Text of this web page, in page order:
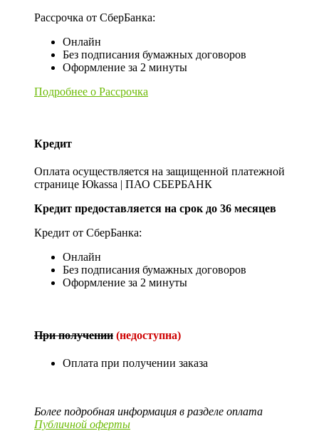
Рассрочка от СберБанка:
Онлайн
Без подписания бумажных договоров
Оформление за 2 минуты
Подробнее о Рассрочка
Кредит
Оплата осуществляется на защищенной платежной
странице Юkassa | ПАО СБЕРБАНК
Кредит предоставляется на срок до 36 месяцев
Кредит от СберБанка:
Онлайн
Без подписания бумажных договоров
Оформление за 2 минуты
При получении (недоступна)
Оплата при получении заказа
Более подробная информация в разделе оплата
Публичной оферты